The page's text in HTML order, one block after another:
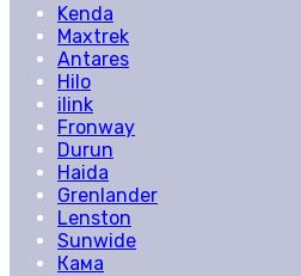
Kenda
Maxtrek
Antares
Hilo
ilink
Fronway
Durun
Haida
Grenlander
Lenston
Sunwide
Кама